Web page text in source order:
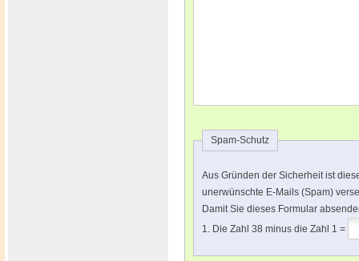
Spam-Schutz
Aus Gründen der Sicherheit ist
unerwünschte E-Mails (Spam)
Damit Sie dieses Formular
1. Die Zahl 38 minus die Zahl 1 =